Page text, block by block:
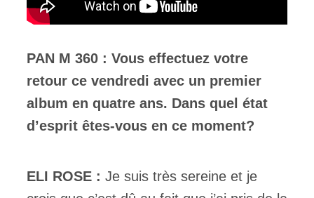
PAN M 360 : Vous effectuez votre
retour ce vendredi avec un premier
album en quatre ans. Dans quel état
d’esprit êtes-vous en ce moment?
ELI ROSE : Je suis très sereine et je